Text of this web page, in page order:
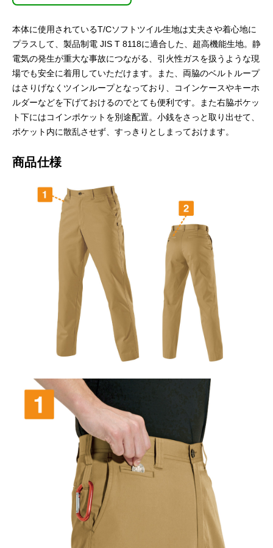
お買い物を続ける カートへ進む
本体に使用されているT/Cソフトツイル生地は丈夫さや着心地に
プラスして、製品制電 JIS T 8118に適合した、超高機能生地。静
電気の発生が重大な事故につながる、引火性ガスを扱うような現
場でも安全に着用していただけます。また、両脇のベルトループ
はさりげなくツインループとなっており、コインケースやキーホ
ルダーなどを下げておけるのでとても便利です。また右脇ポケッ
ト下にはコインポケットを別途配置。小銭をさっと取り出せて、
ポケット内に散乱させず、すっきりとしまっておけます。
商品仕様